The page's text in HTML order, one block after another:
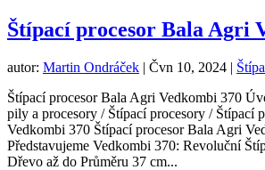
Štípací procesor Bala Agri
autor: Martin Ondráček | Čvn 10, 2024 |
Štípací procesor Bala Agri Vedkombi 370
pily a procesory / Štípací procesory / Štípací
Vedkombi 370 Štípací procesor Bala Agri
Představujeme Vedkombi 370: Revoluční
Dřevo až do Průměru 37 cm...